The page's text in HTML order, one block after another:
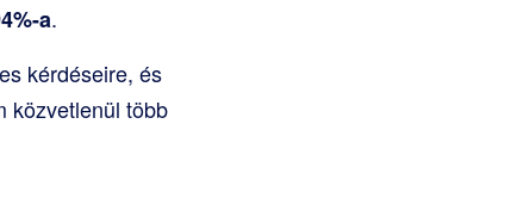
a.
kérdéseire, és
közvetlenül több